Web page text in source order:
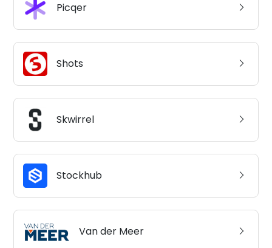
Picqer
Shots
Skwirrel
Stockhub
Van der Meer